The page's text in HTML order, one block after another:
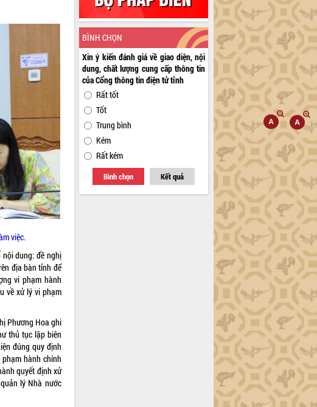
việc.
dung: đề nghị
địa bàn tỉnh để
vi phạm hành
về xử lý vi phạm
Phương Hoa ghi
thủ tục lập biên
đúng quy định
hành chính
quyết định xử
lý Nhà nước
BÌNH CHỌN
Xin ý kiến đánh giá về giao diện, nội
dung, chất lượng cung cấp thông tin
của Cổng thông tin điện tử tỉnh
Rất tốt
Tốt
Trung bình
Kém
Rất kém
Bình chọn Kết quả